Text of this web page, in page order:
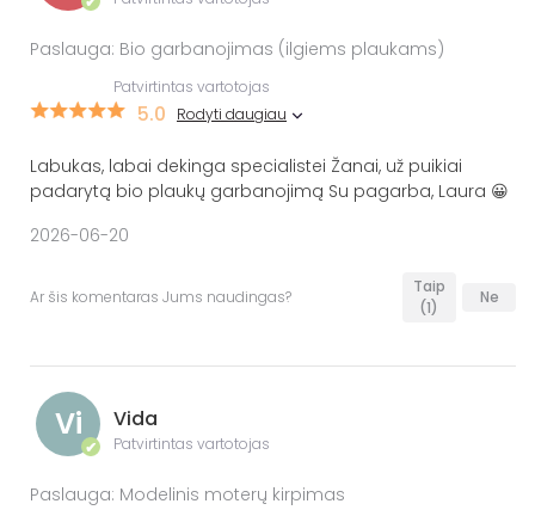
Paslauga: Bio garbanojimas (ilgiems plaukams)
Patvirtintas vartotojas
5.0 Rodyti daugiau
Labukas, labai dekinga specialistei Žanai, už puikiai
padarytą bio plaukų garbanojimą Su pagarba, Laura 😀
2026-06-20
Ar šis komentaras Jums naudingas?
Taip
(1)
Ne
Vi
✔
Vida
Patvirtintas vartotojas
Paslauga: Modelinis moterų kirpimas